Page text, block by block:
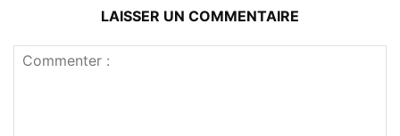
LAISSER UN COMMENTAIRE